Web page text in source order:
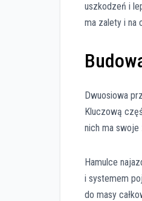
uszkodzeń i
ma zalety i na
Dwuosiowa
Kluczową
nich ma swoje
Hamulce
i systemem
do masy